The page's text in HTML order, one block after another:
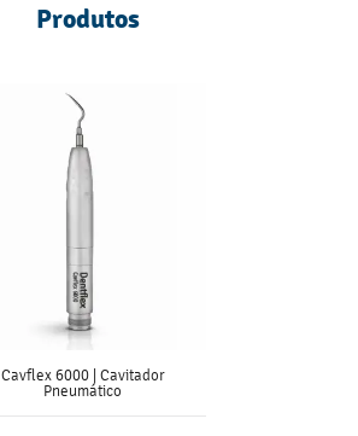
Produtos
Cavflex 6000 | Cavitador
Pneumático